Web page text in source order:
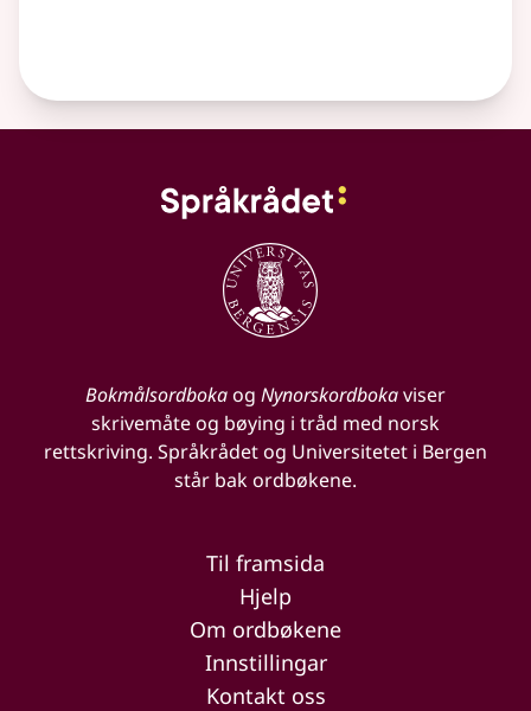
Bokmålsordbokaog Nynorskordbokaviser
skrivemåte og bøying i tråd med norsk
rettskriving. Språkrådet og Universitetet i Bergen
står bak ordbøkene.
Til framsida
Hjelp
Om ordbøkene
Innstillingar
Kontakt oss